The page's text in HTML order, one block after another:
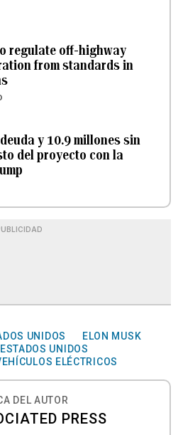
regulate off-highway
from standards in
y 10.9 millones sin
del proyecto con la
UNIDOS
ELON MUSK
UNIDOS
ELÉCTRICOS
DEL AUTOR
PRESS